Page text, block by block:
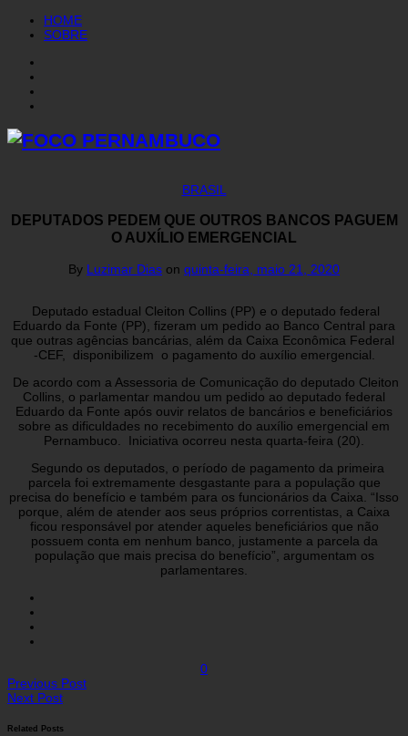
HOME
SOBRE
BRASIL
DEPUTADOS PEDEM QUE OUTROS BANCOS PAGUEM
O AUXÍLIO EMERGENCIAL
By Luzimar Dias on quinta-feira, maio 21, 2020
Deputado estadual Cleiton Collins (PP) e o deputado federal
Eduardo da Fonte (PP), fizeram um pedido ao Banco Central para
que outras agências bancárias, além da Caixa Econômica Federal
-CEF, disponibilizem o pagamento do auxílio emergencial.
De acordo com a Assessoria de Comunicação do deputado Cleiton
Collins, o parlamentar mandou um pedido ao deputado federal
Eduardo da Fonte após ouvir relatos de bancários e beneficiários
sobre as dificuldades no recebimento do auxílio emergencial em
Pernambuco. Iniciativa ocorreu nesta quarta-feira (20).
Segundo os deputados, o período de pagamento da primeira
parcela foi extremamente desgastante para a população que
precisa do benefício e também para os funcionários da Caixa. “Isso
porque, além de atender aos seus próprios correntistas, a Caixa
ficou responsável por atender aqueles beneficiários que não
possuem conta em nenhum banco, justamente a parcela da
população que mais precisa do benefício”, argumentam os
parlamentares.
0
Previous Post
Next Post
Related Posts